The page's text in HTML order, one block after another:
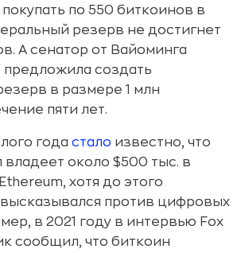
по 550 биткоинов в
резерв не достигнет
А сенатор от Вайоминга
создать
в размере 1 млн
пяти лет.
года стало известно, что
около $500 тыс. в
хотя до этого
против цифровых
в 2021 году в интервью Fox
сообщил, что биткоин